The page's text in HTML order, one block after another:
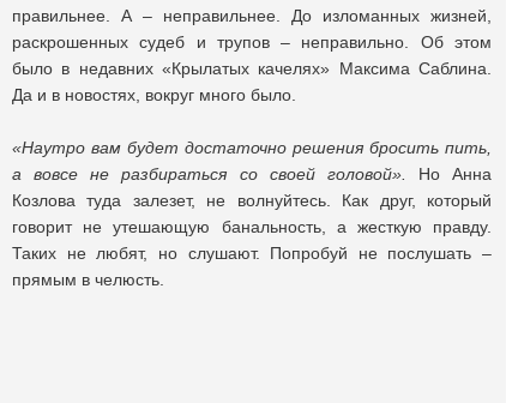
правильнее. А – неправильнее. До изломанных жизней,
раскрошенных судеб и трупов – неправильно. Об этом
было в недавних «Крылатых качелях» Максима Саблина.
Да и в новостях, вокруг много было.
«Наутро вам будет достаточно решения бросить пить,
а вовсе не разбираться со своей головой».
Но Анна
Козлова туда залезет, не волнуйтесь. Как друг, который
говорит не утешающую банальность, а жесткую правду.
Таких не любят, но слушают. Попробуй не послушать –
прямым в челюсть.